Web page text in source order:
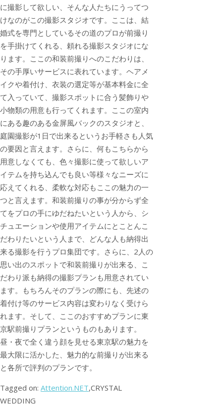
に撮影して欲しい、そんな人たちにうってつ
けなのがこの撮影スタジオです。ここは、結
婚式を専門としているその道のプロが前撮り
を手掛けてくれる、頼れる撮影スタジオにな
ります。ここの和装前撮りへのこだわりは、
その手厚いサービスに表れています。ヘアメ
イクや着付け、衣装の選定等が基本料金に全
て入っていて、撮影スポットに合う髪飾りや
小物類の用意も行ってくれます。ここの室内
にある趣のある金屏風バックのスタジオと、
庭園撮影が1日で出来るというお手軽さも人気
の要因と言えます。さらに、何もこちらから
用意しなくても、色々撮影に使って欲しいア
イテムを持ち込んでも良い等様々なニーズに
応えてくれる、柔軟な対応もここの魅力の一
つと言えます。和装前撮りの事が分からず全
てをプロの手にゆだねたいという人から、シ
チュエーションや使用アイテムにとことんこ
だわりたいという人まで、どんな人も納得出
来る撮影を行うプロ集団です。さらに、2人の
思い出のスポットで和装前撮りが出来る、こ
だわり派も納得の撮影プランも用意されてい
ます。もちろんそのプランの際にも、先述の
着付け等のサービス内容は変わりなく受けら
れます。そして、ここのおすすめプランに東
京駅前撮りプランというものもあります。
昼・夜で全く違う顔を見せる東京駅の魅力を
最大限に活かした、魅力的な前撮りが出来る
と各所で評判のプランです。
Tagged on: Attention.NET,CRYSTAL
WEDDING